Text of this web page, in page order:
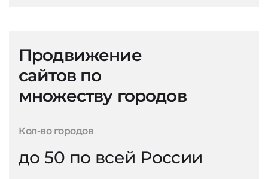
Продвижение
сайтов по
множеству городов
Кол-во городов
до 50 по всей России